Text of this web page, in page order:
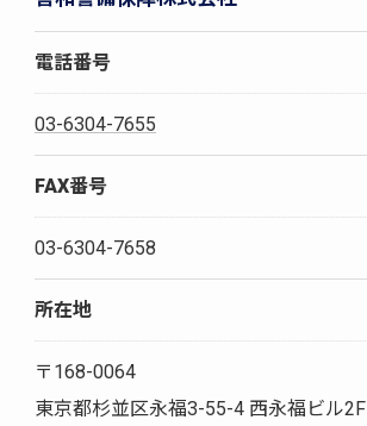
電話番号
03-6304-7655
FAX番号
03-6304-7658
所在地
〒168-0064
東京都杉並区永福3-55-4 西永福ビル2F